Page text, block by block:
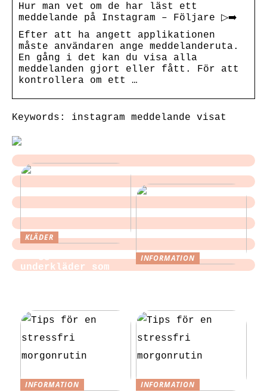
Hur man vet om de har läst ett
meddelande på Instagram – Följare ▷➡️
Efter att ha angett applikationen
måste användaren ange meddelanderuta.
En gång i det kan du visa alla
meddelanden gjort eller fått. För att
kontrollera om ett …
Keywords: instagram meddelande visat
KLÄDER
underkläder som
INFORMATION
INFORMATION INFORMATION